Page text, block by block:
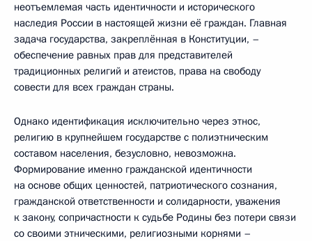
неотъемлемая часть идентичности и исторического
наследия России в настоящей жизни её граждан. Главная
задача государства, закреплённая в Конституции, –
обеспечение равных прав для представителей
традиционных религий и атеистов, права на свободу
совести для всех граждан страны.
Однако идентификация исключительно через этнос,
религию в крупнейшем государстве с полиэтническим
составом населения, безусловно, невозможна.
Формирование именно гражданской идентичности
на основе общих ценностей, патриотического сознания,
гражданской ответственности и солидарности, уважения
к закону, сопричастности к судьбе Родины без потери связи
со своими этническими, религиозными корнями –